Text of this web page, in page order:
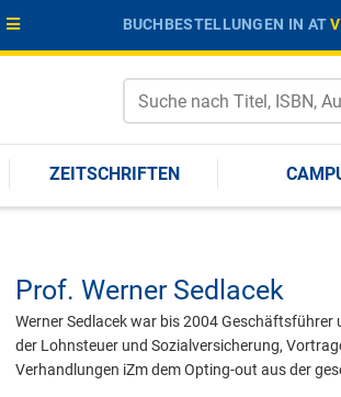
BUCHBESTELLUNGEN IN AT
ZEITSCHRIFTEN
Prof. Werner Sedlacek
Werner Sedlacek war bis 2004
der Lohnsteuer und Sozialversicherung,
Verhandlungen iZm dem Opting-out aus der